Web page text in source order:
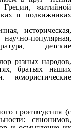
житийной
и подвижниках
историческая,
популярная,
детские
разных народов,
братьях наших
юмористические
произведения (с
синонимов,